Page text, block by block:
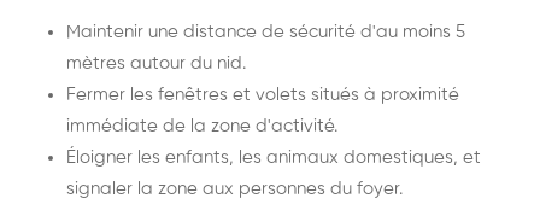
Maintenir une distance de sécurité d'au moins 5
mètres autour du nid.
Fermer les fenêtres et volets situés à proximité
immédiate de la zone d'activité.
Éloigner les enfants, les animaux domestiques, et
signaler la zone aux personnes du foyer.